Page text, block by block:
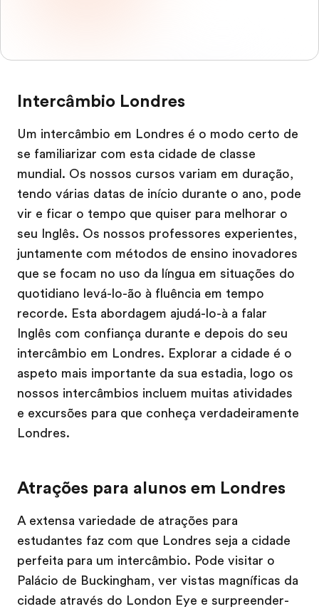
Intercâmbio Londres
Um intercâmbio em Londres é o modo certo de
se familiarizar com esta cidade de classe
mundial. Os nossos cursos variam em duração,
tendo várias datas de início durante o ano, pode
vir e ficar o tempo que quiser para melhorar o
seu Inglês. Os nossos professores experientes,
juntamente com métodos de ensino inovadores
que se focam no uso da língua em situações do
quotidiano levá-lo-ão à fluência em tempo
recorde. Esta abordagem ajudá-lo-à a falar
Inglês com confiança durante e depois do seu
intercâmbio em Londres. Explorar a cidade é o
aspeto mais importante da sua estadia, logo os
nossos intercâmbios incluem muitas atividades
e excursões para que conheça verdadeiramente
Londres.
Atrações para alunos em Londres
A extensa variedade de atrações para
estudantes faz com que Londres seja a cidade
perfeita para um intercâmbio. Pode visitar o
Palácio de Buckingham, ver vistas magníficas da
cidade através do London Eye e surpreender-